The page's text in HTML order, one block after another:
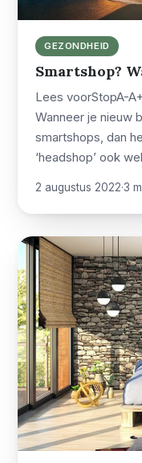
GEZONDHEID
Smartshop?
Lees voorStopA-
Wanneer je nieuw
smartshops, dan
‘headshop’ ook
2 augustus 2022·3